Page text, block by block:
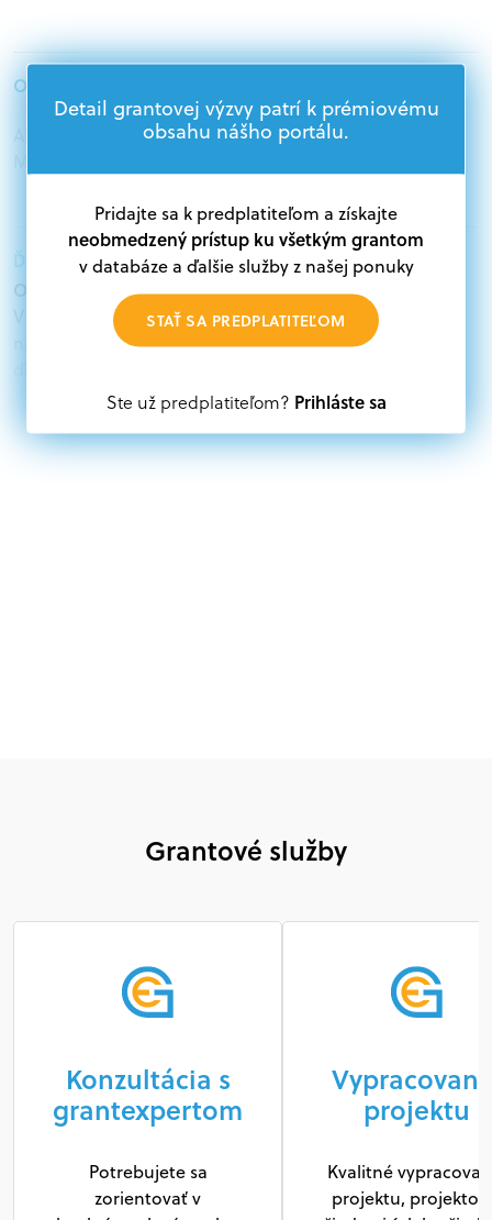
Oprávnení žiadatelia:
Akademický sektor, Podnikatelia, Samospráva,
Ďalšie informácie:
Oprávnení žiadatelia:
V databáze grantov a dotácií na portáli Grantexpert.sk
nájdete aktuálne výzvy z eurofondov, plánu obnovy a
Oprávnení partneri:
Akákoľvek právnická osoba, t. j. verejný alebo súkromný
Detail grantovej výzvy patrí k prémiovému
obsahu nášho portálu.
Pridajte sa k predplatiteľom a získajte
neobmedzený prístup ku všetkým grantom
v databáze a ďalšie služby z našej ponuky
STAŤ SA PREDPLATITEĽOM
Ste už predplatiteľom? Prihláste sa
Grantové služby
Konzultácia s
grantexpertom
Potrebujete sa
zorientovať v
projektu
Kvalitné
projektu,